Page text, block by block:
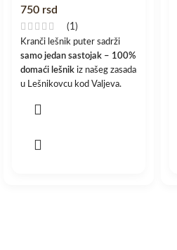
750 rsd
(1)
Kranči lešnik puter sadrži
samo jedan sastojak – 100%
domaći lešnik iz našeg zasada
u Lešnikovcu kod Valjeva.
Bez ulja, bez aditiva i bez
100% prirodno, veganski i